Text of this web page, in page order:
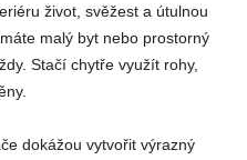
život, svěžest a útulnou
malý byt nebo prostorný
Stačí chytře využít rohy,
dokážou vytvořit výrazný